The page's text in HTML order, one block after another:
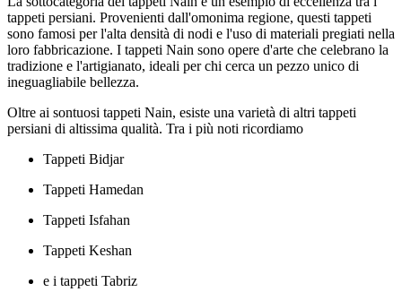
tappeti persiani. Provenienti dall'omonima regione, questi tappeti
sono famosi per l'alta densità di nodi e l'uso di materiali pregiati nella
loro fabbricazione. I tappeti Nain sono opere d'arte che celebrano la
tradizione e l'artigianato, ideali per chi cerca un pezzo unico di
ineguagliabile bellezza.
Oltre ai sontuosi tappeti Nain, esiste una varietà di altri tappeti
persiani di altissima qualità. Tra i più noti ricordiamo
Tappeti Bidjar
Tappeti Hamedan
Tappeti Isfahan
Tappeti Keshan
e i tappeti Tabriz